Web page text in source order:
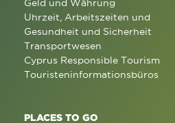
Geld und Währung
Uhrzeit, Arbeitszeiten und
Gesundheit und Sicherheit
Transportwesen
Cyprus Responsible Tourism
Touristeninformationsbüros
PLACES TO GO